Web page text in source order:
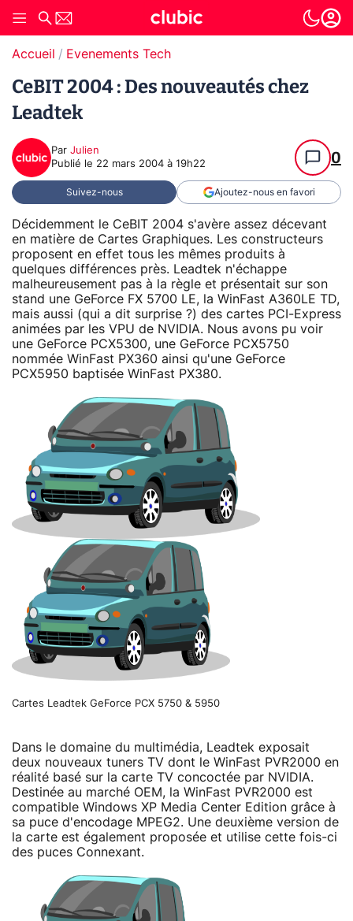
Accueil Evenements Tech
CeBIT 2004 : Des nouveautés chez
Leadtek
Par Julien
Publié le 22 mars 2004 à 19h22 0
Suivez-nous Ajoutez-nous en favori
Décidemment le CeBIT 2004 s'avère assez décevant
en matière de Cartes Graphiques. Les constructeurs
proposent en effet tous les mêmes produits à
quelques différences près. Leadtek n'échappe
malheureusement pas à la règle et présentait sur son
stand une GeForce FX 5700 LE, la WinFast A360LE TD,
mais aussi (qui a dit surprise ?) des cartes PCI-Express
animées par les VPU de NVIDIA. Nous avons pu voir
une GeForce PCX5300, une GeForce PCX5750
nommée WinFast PX360 ainsi qu'une GeForce
PCX5950 baptisée WinFast PX380.
Cartes Leadtek GeForce PCX 5750 & 5950
Dans le domaine du multimédia, Leadtek exposait
deux nouveaux tuners TV dont le WinFast PVR2000 en
réalité basé sur la carte TV concoctée par NVIDIA.
Destinée au marché OEM, la WinFast PVR2000 est
compatible Windows XP Media Center Edition grâce à
sa puce d'encodage MPEG2. Une deuxième version de
la carte est également proposée et utilise cette fois-ci
des puces Connexant.